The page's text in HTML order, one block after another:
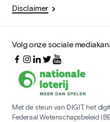
Disclaimer
Volg onze sociale
Met de steun van DIGIT, het
Federaal Wetenschapsbeleid